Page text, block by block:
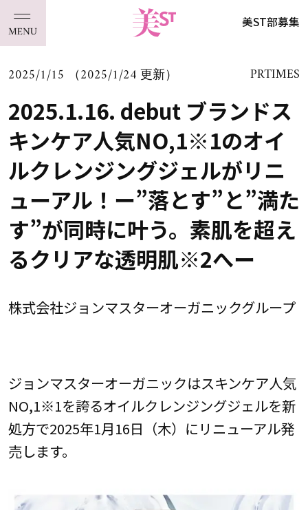
美ST部募集
2025/1/15 （2025/1/24 更新） PRTIMES
2025.1.16. debut ブランドス
キンケア人気NO,1※1のオイ
ルクレンジングジェルがリニ
ューアル！ー”落とす”と”満た
す”が同時に叶う。素肌を超え
るクリアな透明肌※2へー
株式会社ジョンマスターオーガニックグループ
ジョンマスターオーガニックはスキンケア人気
NO,1※1を誇るオイルクレンジングジェルを新
処方で2025年1月16日（木）にリニューアル発
売します。